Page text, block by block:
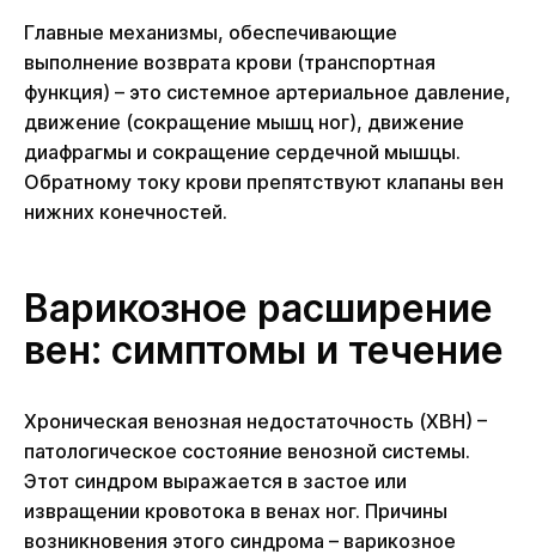
Главные механизмы, обеспечивающие
выполнение возврата крови (транспортная
функция) – это системное артериальное давление,
движение (сокращение мышц ног), движение
диафрагмы и сокращение сердечной мышцы.
Обратному току крови препятствуют клапаны вен
нижних конечностей.
Варикозное расширение
вен: симптомы и течение
Хроническая венозная недостаточность (ХВН) –
патологическое состояние венозной системы.
Этот синдром выражается в застое или
извращении кровотока в венах ног. Причины
возникновения этого синдрома – варикозное